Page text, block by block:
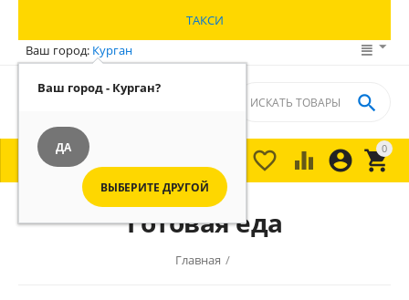
ТАКСИ
Ваш город: Курган
Ваш город - Курган?
ДА
ВЫБЕРИТЕ ДРУГОЙ
0


 

 МЕНЮ
Готовая еда
Главная /